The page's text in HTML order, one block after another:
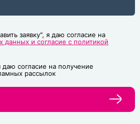
заявку", я даю согласие на
данных и согласие с политикой
согласие на получение
рассылок